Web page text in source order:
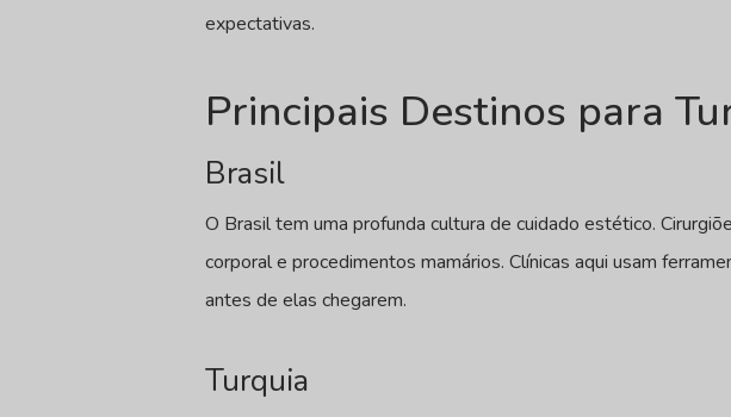
expectativas.
Principais Destinos para
Brasil
O Brasil tem uma profunda cultura de cuidado estético.
corporal e procedimentos mamários. Clínicas aqui usam
antes de elas chegarem.
Turquia